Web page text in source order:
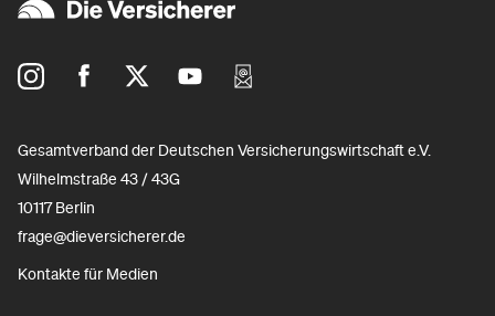
Gesamtverband der Deutschen Versicherungswirtschaft e.V.
Wilhelmstraße 43 / 43G
10117 Berlin
frage@dieversicherer.de
Kontakte für Medien